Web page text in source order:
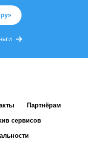
Партнёрам
сервисов